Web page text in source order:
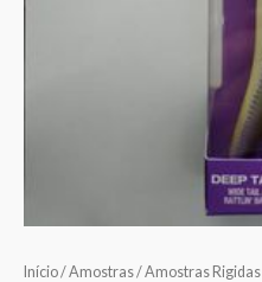
Início/Amostras/Amostras Rigidas